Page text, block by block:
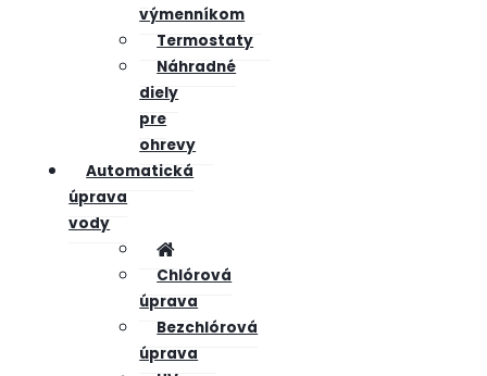
výmenníkom
Termostaty
Náhradné
diely
pre
ohrevy
Automatická
úprava
vody
Chlórová
úprava
Bezchlórová
úprava